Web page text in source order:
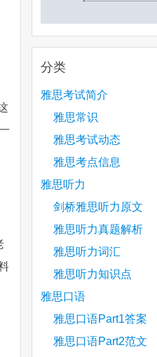
分类
雅思考试简介
雅思常识
雅思考试动态
雅思考点信息
雅思听力
剑桥雅思听力原文
雅思听力真题解析
雅思听力词汇
雅思听力知识点
雅思口语
雅思口语Part1答案
雅思口语Part2范文